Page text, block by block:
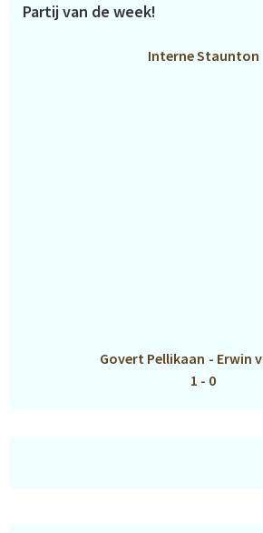
Partij van de week!
Interne Staunton
Govert Pellikaan - Erwin
1 - 0